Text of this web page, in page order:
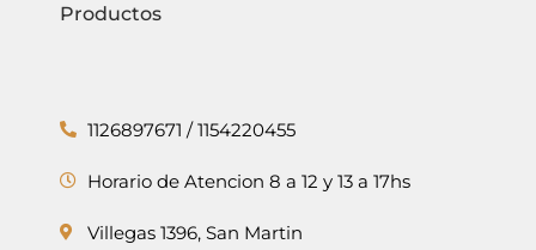
Productos
1126897671 / 1154220455
Horario de Atencion 8 a 12 y 13 a 17hs
Villegas 1396, San Martin